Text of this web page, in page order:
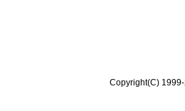
Copyright(C)